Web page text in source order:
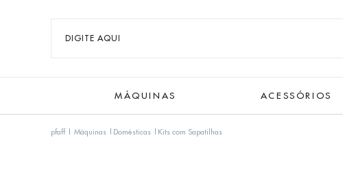
MÁQUINAS ACESSÓRIOS
pfaff Máquinas Domésticas Kits com Sapatilhas